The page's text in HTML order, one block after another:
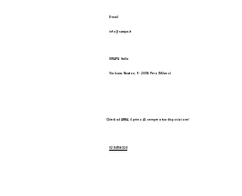
E-mail
info@ swapa.it
SWAPA Italia
Via Isaac Newton, 9 - 20016 Pero (Milano)
Chiedi ad ANNA, il primo AI, sempre a tua disposizione!
02 84156324